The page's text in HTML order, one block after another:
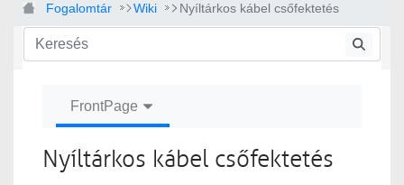
Fogalomtár Wiki Nyíltárkos kábel csőfektetés
FrontPage
Nyíltárkos kábel csőfektetés